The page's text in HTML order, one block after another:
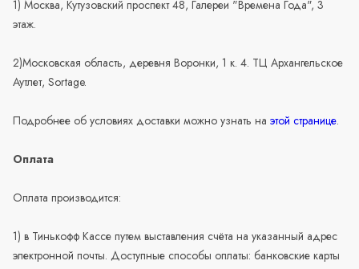
1) Москва, Кутузовский проспект 48, Галереи "Времена Года", 3
этаж.
2)Московская область, деревня Воронки, 1 к. 4. ТЦ Архангельское
Аутлет, Sortage.
Подробнее об условиях доставки можно узнать на этой странице.
Оплата
Оплата производится:
1) в Тинькофф Кассе путем выставления счёта на указанный адрес
электронной почты. Доступные способы оплаты: банковские карты